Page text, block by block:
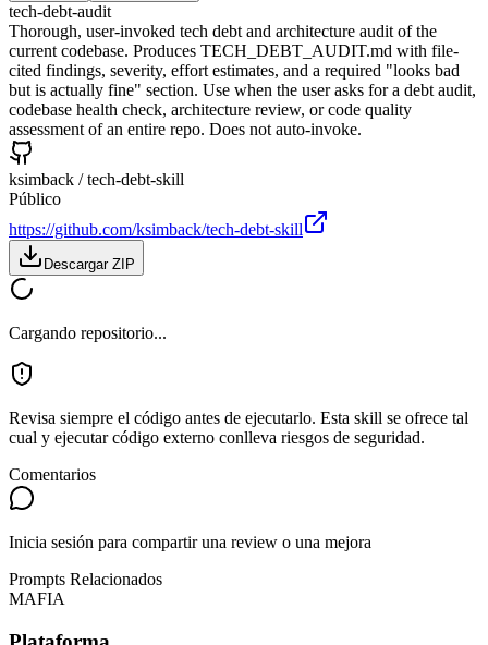
tech-debt-audit
Thorough, user-invoked tech debt and architecture audit of the
current codebase. Produces TECH_DEBT_AUDIT.md with file-
cited findings, severity, effort estimates, and a required "looks bad
but is actually fine" section. Use when the user asks for a debt audit,
codebase health check, architecture review, or code quality
assessment of an entire repo. Does not auto-invoke.
ksimback /tech-debt-skill
Público
https://github.com/ksimback/tech-debt-skill
Descargar ZIP
Cargando repositorio...
Revisa siempre el código antes de ejecutarlo. Esta skill se ofrece tal
cual y ejecutar código externo conlleva riesgos de seguridad.
Comentarios
Inicia sesión para compartir una review o una mejora
Prompts Relacionados
MAFIA